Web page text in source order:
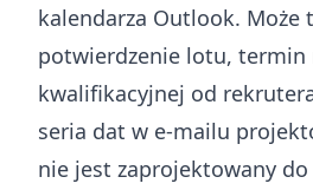
kalendarza Outlook. Może
potwierdzenie lotu, termin
kwalifikacyjnej od
seria dat w e-mailu
nie jest zaprojektowany